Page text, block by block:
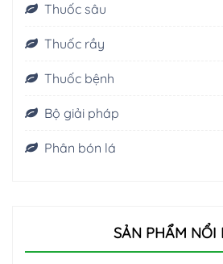
Thuốc sâu
Thuốc rầy
Thuốc bệnh
Bộ giải pháp
Phân bón lá
SẢN PHẨM NỔI